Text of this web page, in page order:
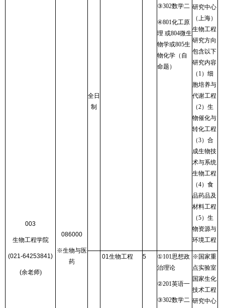
003
生物工程学院
(021-64253841)
(余老师)
086000
※生物与医
药
全日
制
③302数学二
④801化工原
理 或804微生
物学或805生
物化学（自
命题）
研究中心
（上海）
生物工程
研究方向
包含以下
研究内容
（ 1）细
胞培养与
代谢工程
（2）生
物催化与
转化工程
（3）合
成生物技
术与系统
生物工程
（4）食
品药品及
材料工程
（5）生
物资源与
环境工程
01生物工程 5 ①101思想政
治理论
②201英语一
③302数学二
※国家重
点实验室
国家生化
技术工程
研究中心